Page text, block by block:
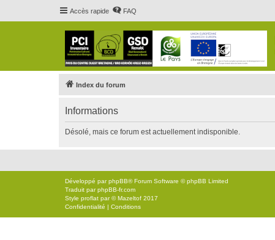
Accès rapide FAQ
Index du forum
Informations
Désolé, mais ce forum est actuellement indisponible.
Développé parphpBB® Forum Software © phpBB Limited
Traduit parphpBB-fr.com
Style proflat par ©Mazeltof 2017
Confidentialité | Conditions